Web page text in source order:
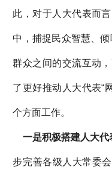
此，对于人大代表而
中，捕捉民众智慧、
群众之间的交流互动
了更好推动人大代表“
个方面工作。
一是积极搭建人大代
步完善各级人大常委